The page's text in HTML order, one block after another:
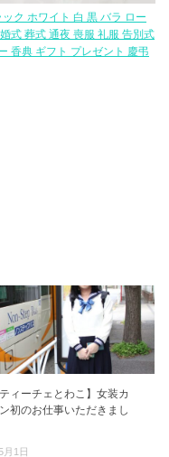
ク ホワイト 白 黒 バラ ロー
式 葬式 通夜 喪服 礼服 告別式
香典 ギフト プレゼント 慶弔
ティーチェとわこ】女装カ
初のお仕事いただきまし
月1日